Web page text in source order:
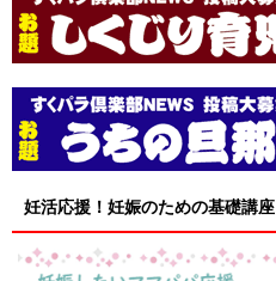
妊活応援！妊娠のための基礎講座